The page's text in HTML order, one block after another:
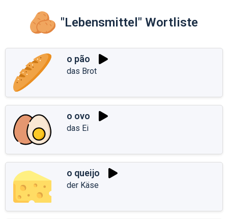
"Lebensmittel" Wortliste
o pão
das Brot
o ovo
das Ei
o queijo
der Käse